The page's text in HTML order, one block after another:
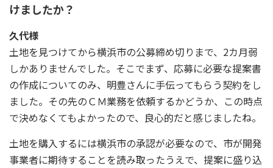
けましたか？
久代様
土地を見つけてから横浜市の公募締め切りまで、2カ月弱
しかありませんでした。そこでまず、応募に必要な提案書
の作成についてのみ、明豊さんに手伝ってもらう契約をし
ました。その先のＣＭ業務を依頼するかどうか、この時点
で決めなくてもよかったので、良心的だと感じましたね。
土地を購入するには横浜市の承認が必要なので、市が開発
事業者に期待することを読み取ったうえで、提案に盛り込